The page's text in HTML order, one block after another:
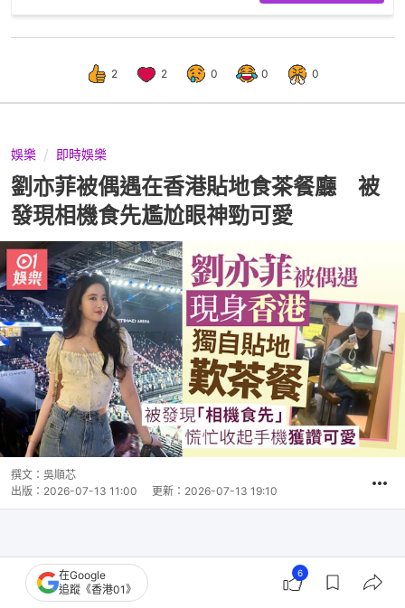
2 2 0 0 0
娛樂 即時娛樂
劉亦菲被偶遇在香港貼地食茶餐廳 被
發現相機食先尷尬眼神勁可愛
撰文： 吳順芯
出版： 2026-07-13 11:00 更新： 2026-07-13 19:10
在Google
追蹤《香港01》
6